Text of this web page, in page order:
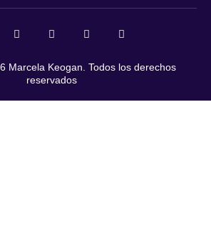
Marcela Keogan. Todos los derechos
reservados